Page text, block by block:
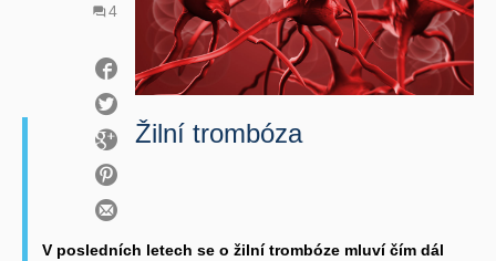
4
Žilní trombóza
V posledních letech se o žilní trombóze mluví čím dál